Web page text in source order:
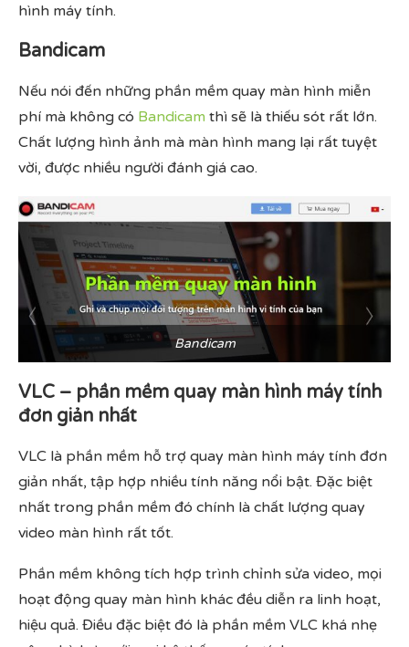
hình máy tính.
Bandicam
Nếu nói đến những phần mềm quay màn hình miễn
phí mà không có Bandicam thì sẽ là thiếu sót rất lớn.
Chất lượng hình ảnh mà màn hình mang lại rất tuyệt
vời, được nhiều người đánh giá cao.
Bandicam
VLC – phần mềm quay màn hình máy tính
đơn giản nhất
VLC là phần mềm hỗ trợ quay màn hình máy tính đơn
giản nhất, tập hợp nhiều tính năng nổi bật. Đặc biệt
nhất trong phần mềm đó chính là chất lượng quay
video màn hình rất tốt.
Phần mềm không tích hợp trình chỉnh sửa video, mọi
hoạt động quay màn hình khác đều diễn ra linh hoạt,
hiệu quả. Điều đặc biệt đó là phần mềm VLC khá nhẹ